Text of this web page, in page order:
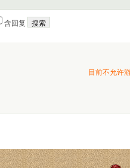
含回复
目前不允许